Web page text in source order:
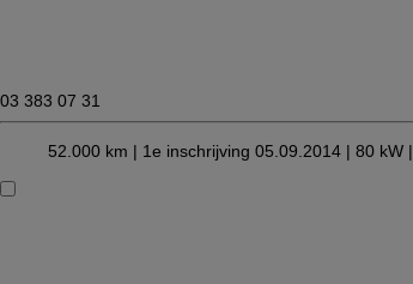
03 383 07 31
52.000 km | 1e inschrijving 05.09.2014 | 80 kW |